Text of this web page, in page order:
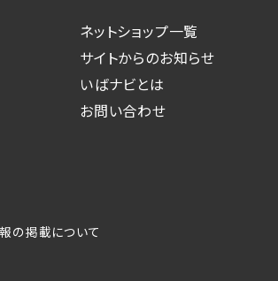
ネットショップ一覧
サイトからのお知らせ
いばナビとは
お問い合わせ
の掲載について